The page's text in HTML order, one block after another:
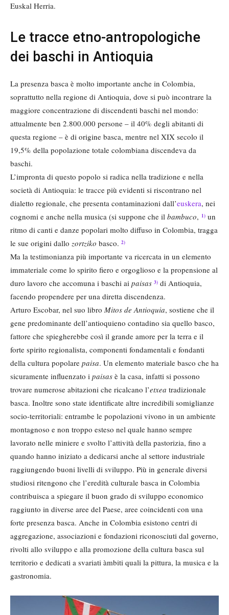
Euskal Herria.
Le tracce etno-antropologiche
dei baschi in Antioquia
La presenza basca è molto importante anche in Colombia,
soprattutto nella regione di Antioquia, dove si può incontrare la
maggiore concentrazione di discendenti baschi nel mondo:
attualmente ben 2.800.000 persone – il 40% degli abitanti di
questa regione – è di origine basca, mentre nel XIX secolo il
19,5% della popolazione totale colombiana discendeva da
baschi.
L’impronta di questo popolo si radica nella tradizione e nella
società di Antioquia: le tracce più evidenti si riscontrano nel
dialetto regionale, che presenta contaminazioni dall’euskera, nei
cognomi e anche nella musica (si suppone che il bambuco, 1) un
ritmo di canti e danze popolari molto diffuso in Colombia, tragga
le sue origini dallo zortziko basco. 2)
Ma la testimonianza più importante va ricercata in un elemento
immateriale come lo spirito fiero e orgoglioso e la propensione al
duro lavoro che accomuna i baschi ai paisas 3) di Antioquia,
facendo propendere per una diretta discendenza.
Arturo Escobar, nel suo libro Mitos de Antioquia, sostiene che il
gene predominante dell’antioquieno contadino sia quello basco,
fattore che spiegherebbe così il grande amore per la terra e il
forte spirito regionalista, componenti fondamentali e fondanti
della cultura popolare paisa. Un elemento materiale basco che ha
sicuramente influenzato i paisas è la casa, infatti si possono
trovare numerose abitazioni che ricalcano l’etxea tradizionale
basca. Inoltre sono state identificate altre incredibili somiglianze
socio-territoriali: entrambe le popolazioni vivono in un ambiente
montagnoso e non troppo esteso nel quale hanno sempre
lavorato nelle miniere e svolto l’attività della pastorizia, fino a
quando hanno iniziato a dedicarsi anche al settore industriale
raggiungendo buoni livelli di sviluppo. Più in generale diversi
studiosi ritengono che l’eredità culturale basca in Colombia
contribuisca a spiegare il buon grado di sviluppo economico
raggiunto in diverse aree del Paese, aree coincidenti con una
forte presenza basca. Anche in Colombia esistono centri di
aggregazione, associazioni e fondazioni riconosciuti dal governo,
rivolti allo sviluppo e alla promozione della cultura basca sul
territorio e dedicati a svariati àmbiti quali la pittura, la musica e la
gastronomia.